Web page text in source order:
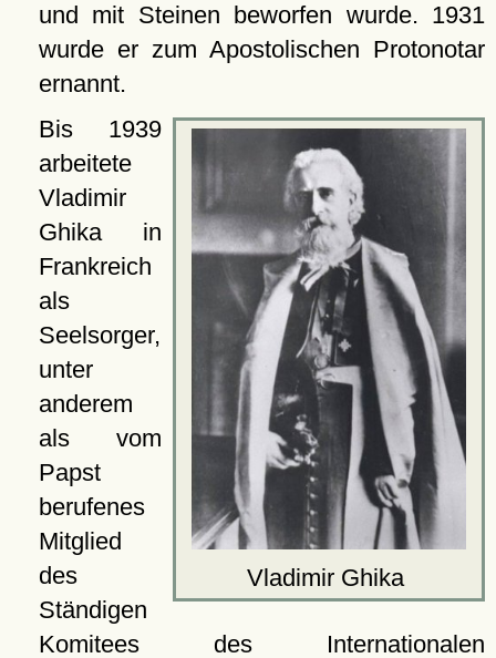
und mit Steinen beworfen wurde. 1931
wurde er zum Apostolischen Protonotar
ernannt.
Vladimir Ghika
Bis 1939
arbeitete
Vladimir
Ghika in
Frankreich
als
Seelsorger,
unter
anderem
als vom
Papst
berufenes
Mitglied
des
Ständigen
Komitees des Internationalen